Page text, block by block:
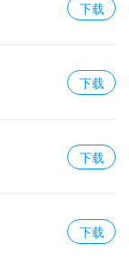
下载
下载
下载
下载